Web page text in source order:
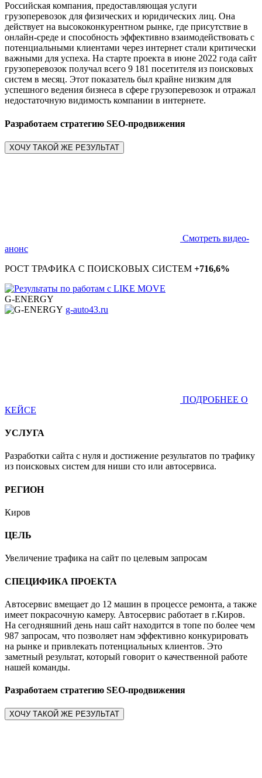
Российская компания, предоставляющая услуги
грузоперевозок для физических и юридических лиц. Она
действует на высококонкурентном рынке, где присутствие в
онлайн-среде и способность эффективно взаимодействовать с
потенциальными клиентами через интернет стали критически
важными для успеха. На старте проекта в июне 2022 года сайт
грузоперевозок получал всего 9 181 посетителя из поисковых
систем в месяц. Этот показатель был крайне низким для
успешного ведения бизнеса в сфере грузоперевозок и отражал
недостаточную видимость компании в интернете.
Разработаем стратегию SEO-продвижения
ХОЧУ ТАКОЙ ЖЕ РЕЗУЛЬТАТ
Смотреть видео-
анонс
РОСТ ТРАФИКА С ПОИСКОВЫХ СИСТЕМ +716,6%
G-ENERGY
g-auto43.ru
ПОДРОБНЕЕ О
КЕЙСЕ
УСЛУГА
Разработки сайта с нуля и достижение результатов по трафику
из поисковых систем для ниши сто или автосервиса.
РЕГИОН
Киров
ЦЕЛЬ
Увеличение трафика на сайт по целевым запросам
СПЕЦИФИКА ПРОЕКТА
Автосервис вмещает до 12 машин в процессе ремонта, а также
имеет покрасочную камеру. Автосервис работает в г.Киров.
На сегодняшний день наш сайт находится в топе по более чем
987 запросам, что позволяет нам эффективно конкурировать
на рынке и привлекать потенциальных клиентов. Это
заметный результат, который говорит о качественной работе
нашей команды.
Разработаем стратегию SEO-продвижения
ХОЧУ ТАКОЙ ЖЕ РЕЗУЛЬТАТ